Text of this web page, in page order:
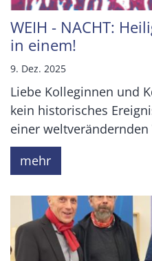
WEIH - NACHT:
in einem!
9. Dez. 2025
Liebe Kolleginnen und
kein historisches
einer weltverändernden
mehr